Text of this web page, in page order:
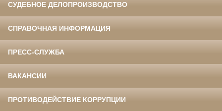
СУДЕБНОЕ ДЕЛОПРОИЗВОДСТВО
СПРАВОЧНАЯ ИНФОРМАЦИЯ
ПРЕСС-СЛУЖБА
ВАКАНСИИ
ПРОТИВОДЕЙСТВИЕ КОРРУПЦИИ